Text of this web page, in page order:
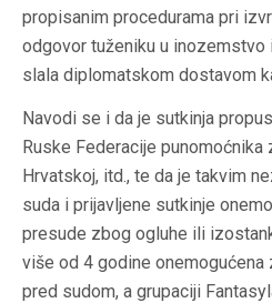
propisanim procedurama pri
odgovor tuženiku u inozemstvo
slala diplomatskom dostavom
Navodi se i da je sutkinja
Ruske Federacije punomoćnika
Hrvatskoj, itd., te da je takvim
suda i prijavljene sutkinje
presude zbog ogluhe ili
više od 4 godine
pred sudom, a grupaciji